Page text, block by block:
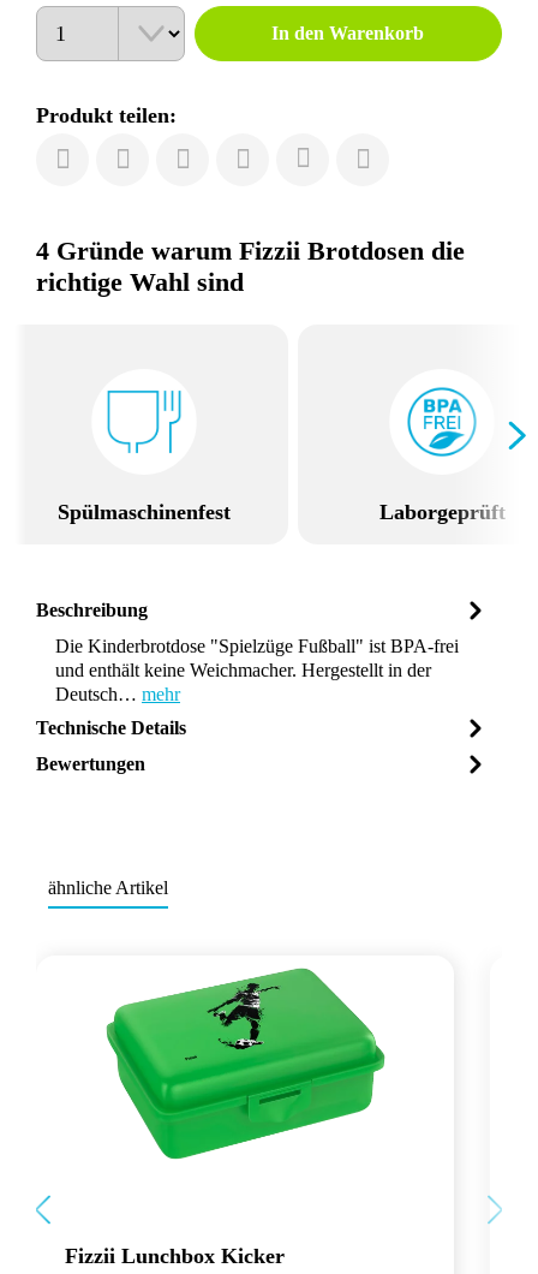
Anzahl
In den Warenkorb
Produkt teilen:
4 Gründe warum Fizzii Brotdosen die
richtige Wahl sind
Spülmaschinenfest Laborgeprüft
Beschreibung
Die Kinderbrotdose "Spielzüge Fußball" ist BPA-frei
und enthält keine Weichmacher. Hergestellt in der
Deutsch… mehr
Technische Details
Bewertungen
ähnliche Artikel
Fizzii Lunchbox Kicker